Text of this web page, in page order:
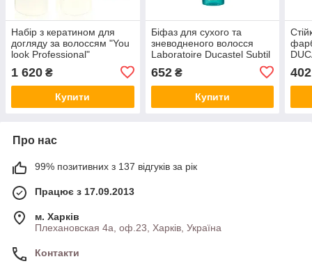
Набір з кератином для
догляду за волоссям "You
look Professional"
Hydrolyzed Keratin (Італія)
1 620 ₴
Купити
Біфаз для сухого та
зневодненого волосся
Laboratoire Ducastel Subtil
652₴
Купити
402
Про нас
99% позитивних з 137 відгуків за рік
Працює з 17.09.2013
м. Харків
Плехановская 4а, оф.23, Харків, Україна
Контакти